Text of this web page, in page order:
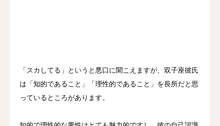
「スカしてる」というと悪口に聞こえますが、双子座彼氏
は「知的であること」「理性的であること」を長所だと思
っているところがあります。